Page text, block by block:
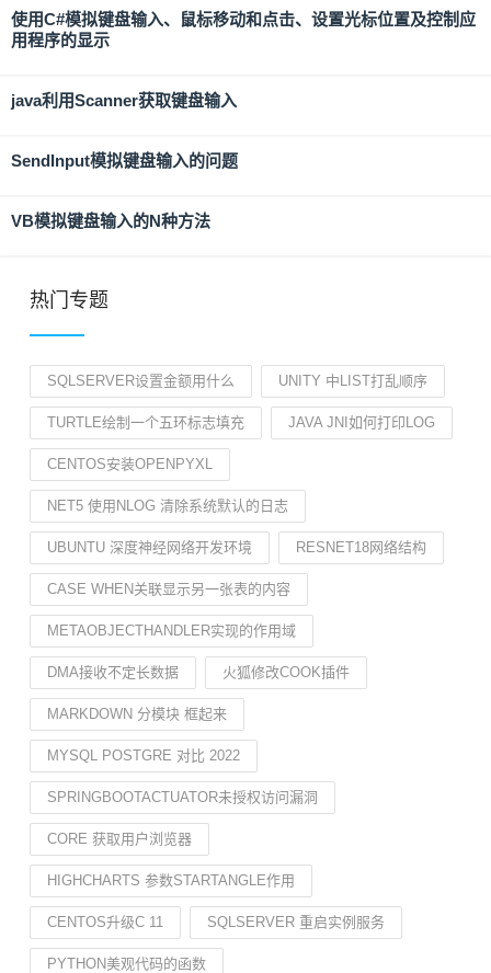
使用C#模拟键盘输入、鼠标移动和点击、设置光标位置及控制应
用程序的显示
java利用Scanner获取键盘输入
SendInput模拟键盘输入的问题
VB模拟键盘输入的N种方法
热门专题
SQLSERVER设置金额用什么 UNITY 中LIST打乱顺序
TURTLE绘制一个五环标志填充 JAVA JNI如何打印LOG
CENTOS安装OPENPYXL
NET5 使用NLOG 清除系统默认的日志
UBUNTU 深度神经网络开发环境 RESNET18网络结构
CASE WHEN关联显示另一张表的内容
METAOBJECTHANDLER实现的作用域
DMA接收不定长数据 火狐修改COOK插件
MARKDOWN 分模块 框起来
MYSQL POSTGRE 对比 2022
SPRINGBOOTACTUATOR未授权访问漏洞
CORE 获取用户浏览器
HIGHCHARTS 参数STARTANGLE作用
CENTOS升级C 11 SQLSERVER 重启实例服务
PYTHON美观代码的函数